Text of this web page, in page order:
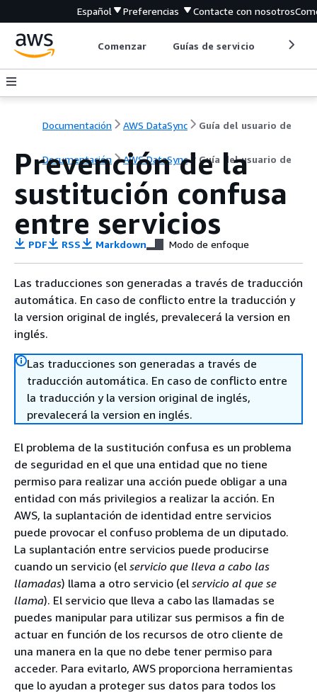
Español Preferencias Contacte con nosotros
Comenzar Guías de servicio
Documentación AWS DataSync Guía del usuario de
Documentación AWS DataSync Guía del usuario de
Prevención de la
sustitución confusa
entre servicios
PDF RSS Markdown Modo de enfoque
Las traducciones son generadas a través de traducción
automática. En caso de conflicto entre la traducción y
la version original de inglés, prevalecerá la version en
inglés.
Las traducciones son generadas a través de
traducción automática. En caso de conflicto entre
la traducción y la version original de inglés,
prevalecerá la version en inglés.
El problema de la sustitución confusa es un problema
de seguridad en el que una entidad que no tiene
permiso para realizar una acción puede obligar a una
entidad con más privilegios a realizar la acción. En
AWS, la suplantación de identidad entre servicios
puede provocar el confuso problema de un diputado.
La suplantación entre servicios puede producirse
cuando un servicio (el servicio que lleva a cabo las
llamadas) llama a otro servicio (el servicio al que se
llama). El servicio que lleva a cabo las llamadas se
puedes manipular para utilizar sus permisos a fin de
actuar en función de los recursos de otro cliente de
una manera en la que no debe tener permiso para
acceder. Para evitarlo, AWS proporciona herramientas
que lo ayudan a proteger sus datos para todos los